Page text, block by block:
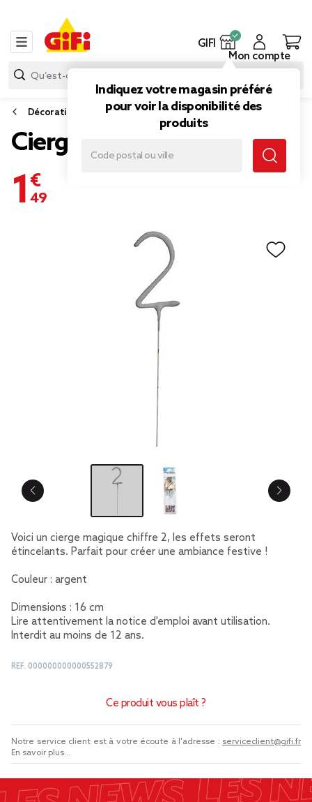
GIFI
Indiquez votre magasin préféré
pour voir la disponibilité des
produits
Mon compte
Décoration de fête
Cierge magique chiffre 2
1,49 €
Voici un cierge magique chiffre 2, les effets seront
étincelants. Parfait pour créer une ambiance festive !
Couleur : argent
Dimensions : 16 cm
Lire attentivement la notice d'emploi avant utilisation.
Interdit au moins de 12 ans.
REF. 000000000000552879
Ce produit vous plaît ?
Notre service client est à votre écoute à l'adresse : serviceclient@gifi.fr
En savoir plus...